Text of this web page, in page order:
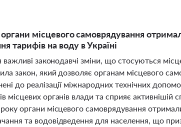
органи місцевого самоврядування
тарифів на воду в Україні
важливі законодавчі зміни, що стосуються
закон, який дозволяє органам місцевого
до реалізації міжнародних технічних
місцевих органів влади та сприяє активнішій
органи місцевого самоврядування
та водовідведення для населення, що